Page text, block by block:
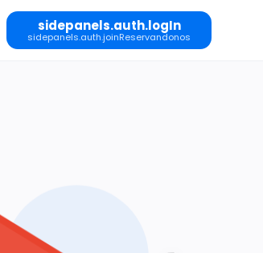
sidepanels.auth.logIn
sidepanels.auth.joinReservandonos